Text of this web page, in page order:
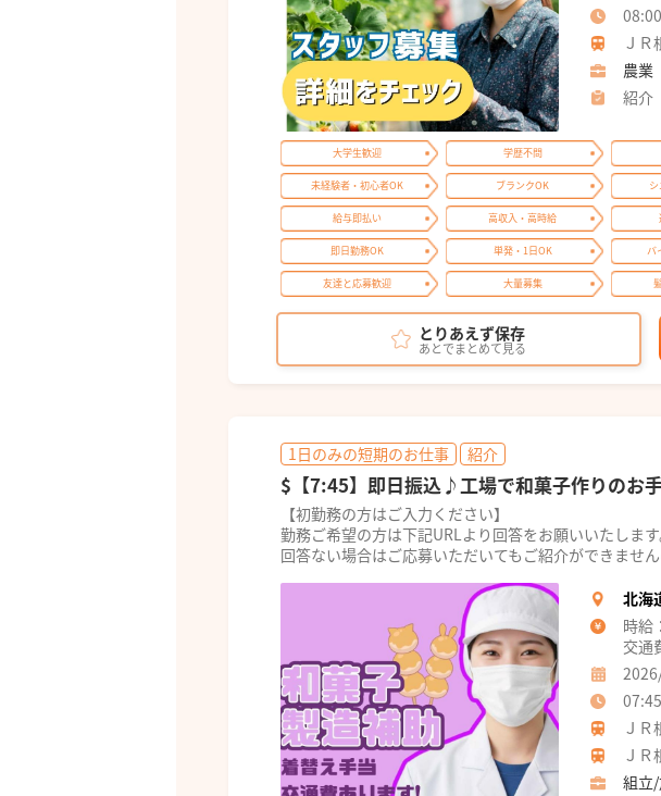
ＪＲ
農業
紹介
大学生歓迎 学歴不問
未経験者・初心者OK ブランクOK
給与即払い 高収入・高時給
即日勤務OK 単発・1日OK バ
友達と応募歓迎 大量募集
とりあえず保存
あとでまとめて見る
1日のみの短期のお仕事 紹介
$【7:45】即日振込♪工場で和菓子作りのお
【初勤務の方はご入力ください】
勤務ご希望の方は下記URLより回答をお願いいたします
回答ない場合はご応募いただいてもご紹介ができませ
北海
時給
交通
ＪＲ
ＪＲ
組立